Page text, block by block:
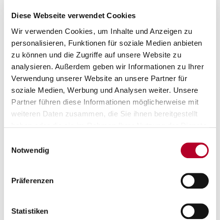
Diese Webseite verwendet Cookies
Wir verwenden Cookies, um Inhalte und Anzeigen zu
personalisieren, Funktionen für soziale Medien anbieten
zu können und die Zugriffe auf unsere Website zu
analysieren. Außerdem geben wir Informationen zu Ihrer
Verwendung unserer Website an unsere Partner für
soziale Medien, Werbung und Analysen weiter. Unsere
Partner führen diese Informationen möglicherweise mit
weiteren Daten zusammen, die Sie ihnen bereitgestellt
Notwendig
Präferenzen
Statistiken
Freiwürfe, der Ball landete nach dem zweiten Fehlwurf aber
clever herunterspielten.
Fitness First Würzburg Baskets - EWE Baskets
Oldenburg61:60
(13:19, 25:15, 11:8, 12:18)
Für Würzburg spielten:
Davion Mintz 21 Punkte/4 Dreier, Brae Ivey 11/3, Marcus Carr 10
(6 Assists), Eddy Edigin Jr. 4, Charles Thompson 4, Christian
Skladanowski 4, Lukas Herzog 2, Leo Saffer 2, Alen Pjanic 2,
Top-Performer Oldenburg:
Nicholas Tischler 19/2, Filip Stanic 13, James Woodard 7/1 (10